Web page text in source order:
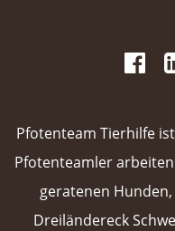
Pfotenteam Tierhilfe
Pfotenteamler
geratenen
Dreiländereck